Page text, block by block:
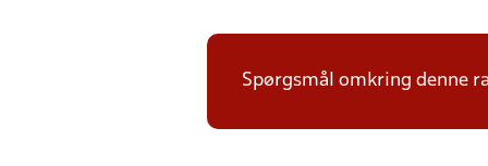
Spørgsmål omkring denne